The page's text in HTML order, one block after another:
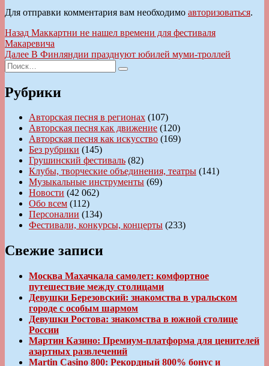
Для отправки комментария вам необходимо авторизоваться.
Навигация
по
записям
Назад Предыдущая
запись:
Маккартни не нашел времени для фестиваля
Макаревича
Далее Следующая
В Финляндии празднуют юбилей муми-троллей
Искать:
Поиск
Рубрики
Авторская песня в регионах (107)
Авторская песня как движение (120)
Авторская песня как искусство (169)
Без рубрики (145)
Грушинский фестиваль (82)
Клубы, творческие объединения, театры (141)
Музыкальные инструменты (69)
Новости (42 062)
Обо всем (112)
Персоналии (134)
Фестивали, конкурсы, концерты (233)
Свежие записи
Москва Махачкала самолет: комфортное
путешествие между столицами
Девушки Березовский: знакомства в уральском
городе с особым шармом
Девушки Ростова: знакомства в южной столице
России
Мартин Казино: Премиум-платформа для ценителей
азартных развлечений
Martin Casino 800: Рекордный 800% бонус и